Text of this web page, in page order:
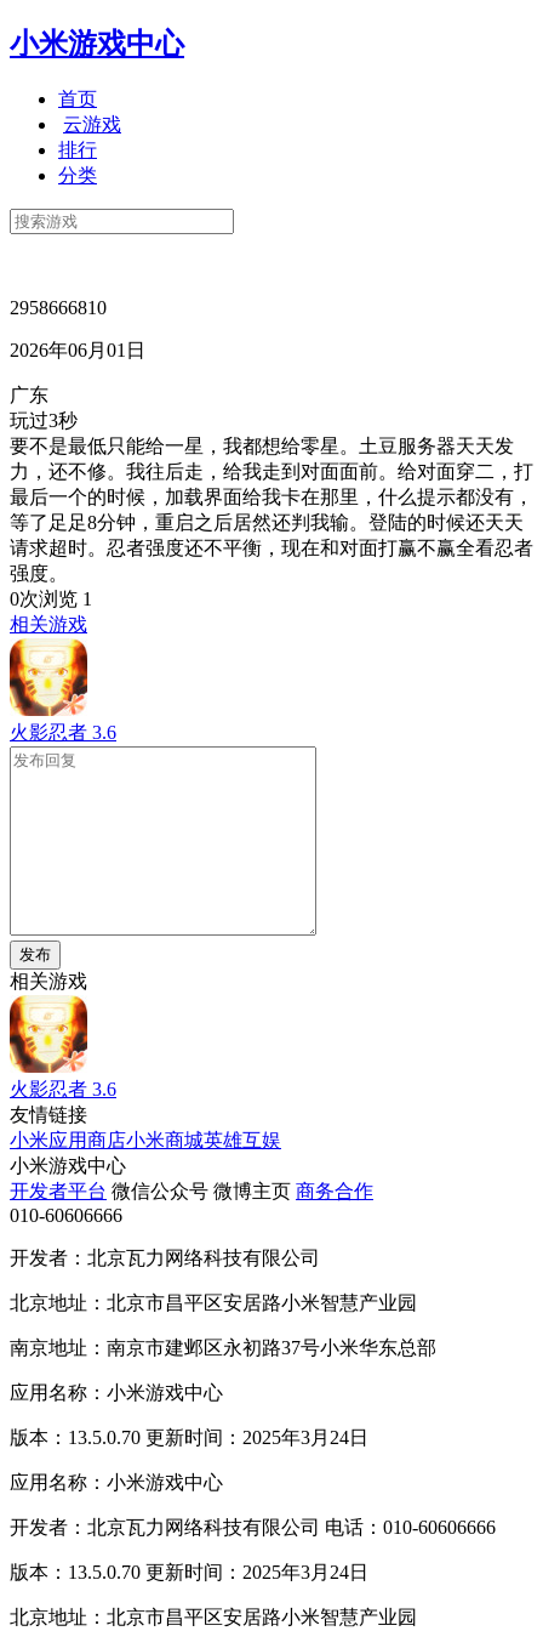
小米游戏中心
首页
云游戏
排行
分类
2958666810
2026年06月01日
广东
玩过3秒
要不是最低只能给一星，我都想给零星。土豆服务器天天发
力，还不修。我往后走，给我走到对面面前。给对面穿二，打
最后一个的时候，加载界面给我卡在那里，什么提示都没有，
等了足足8分钟，重启之后居然还判我输。登陆的时候还天天
请求超时。忍者强度还不平衡，现在和对面打赢不赢全看忍者
强度。
0次浏览 1
相关游戏
火影忍者 3.6
发布
相关游戏
火影忍者 3.6
友情链接
小米应用商店小米商城英雄互娱
小米游戏中心
开发者平台 微信公众号 微博主页 商务合作
010-60606666
开发者：北京瓦力网络科技有限公司
北京地址：北京市昌平区安居路小米智慧产业园
南京地址：南京市建邺区永初路37号小米华东总部
应用名称：小米游戏中心
版本：13.5.0.70 更新时间：2025年3月24日
应用名称：小米游戏中心
开发者：北京瓦力网络科技有限公司 电话：010-60606666
版本：13.5.0.70 更新时间：2025年3月24日
北京地址：北京市昌平区安居路小米智慧产业园